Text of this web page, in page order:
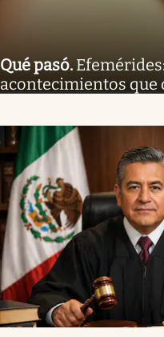
Qué pasó.
acontecimientos que